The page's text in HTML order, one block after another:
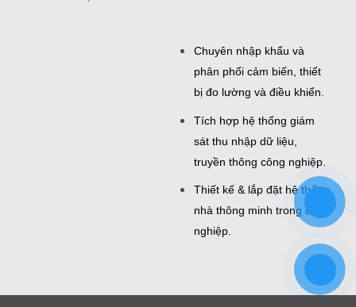
Chuyên nhập khẩu và
phân phối cảm biến, thiết
bị đo lường và điều khiển.
Tích hợp hệ thống giám
sát thu nhập dữ liệu,
truyền thông công nghiệp.
Thiết kế & lắp đặt hệ thống
nhà thông minh trong công
nghiệp.